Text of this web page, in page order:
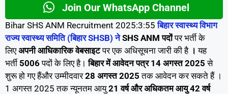
Join Our WhatsApp Channel
Bihar SHS ANM Recruitment 2025:3:55बिहार स्वास्थ्य विभाग
राज्य स्वास्थ्य समिति (बिहार SHSB) नेSHS ANM पदोंपर भर्ती के
लिएअपनी आधिकारिक वेबसाइटपर एक अधिसूचना जारी की है। यह
भर्ती 5006पदों के लिए है। बिहार में आवेदन पत्र 14 अगस्त 2025 से
शुरू हो गए हैंऔर उम्मीदवार28 अगस्त 2025 तक आवेदन कर सकते हैं ।
1 अगस्त 2025 तक न्यूनतम आयु21 वर्ष और अधिकतम आयु 42 वर्ष